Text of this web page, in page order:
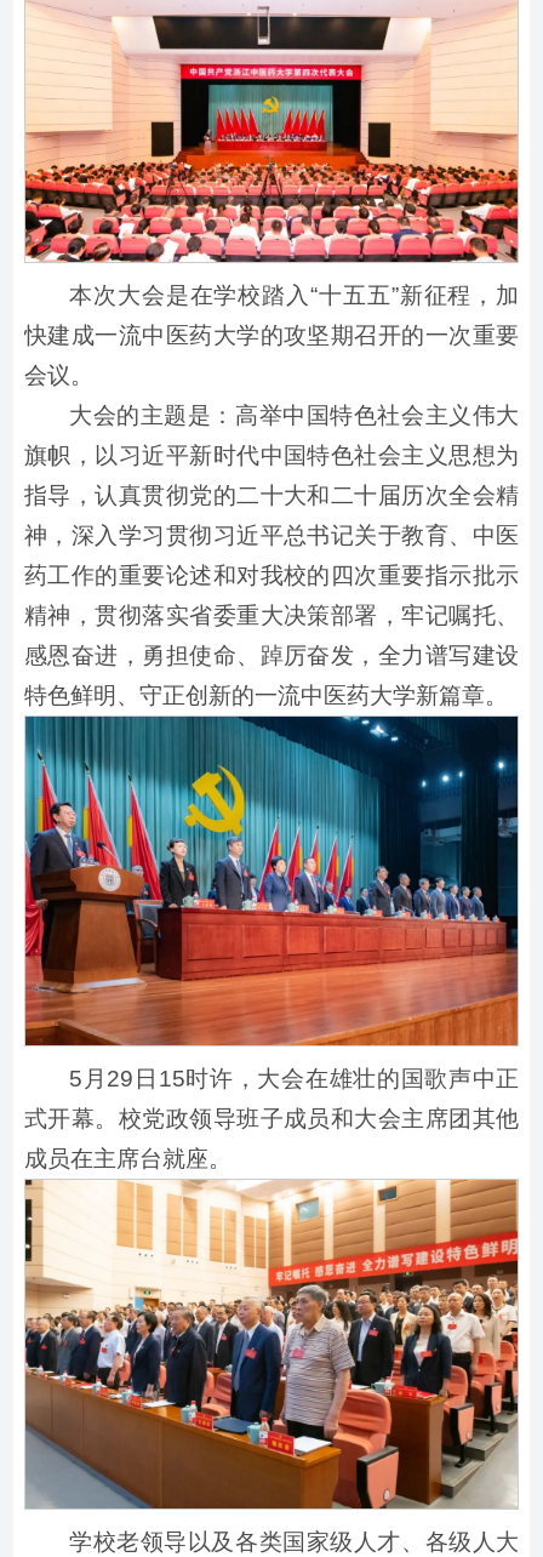
本次大会是在学校踏入“十五五”新征程，加
快建成一流中医药大学的攻坚期召开的一次重要
会议。
大会的主题是：高举中国特色社会主义伟大
旗帜，以习近平新时代中国特色社会主义思想为
指导，认真贯彻党的二十大和二十届历次全会精
神，深入学习贯彻习近平总书记关于教育、中医
药工作的重要论述和对我校的四次重要指示批示
精神，贯彻落实省委重大决策部署，牢记嘱托、
感恩奋进，勇担使命、踔厉奋发，全力谱写建设
特色鲜明、守正创新的一流中医药大学新篇章。
5月29日15时许，大会在雄壮的国歌声中正
式开幕。校党政领导班子成员和大会主席团其他
成员在主席台就座。
学校老领导以及各类国家级人才、各级人大